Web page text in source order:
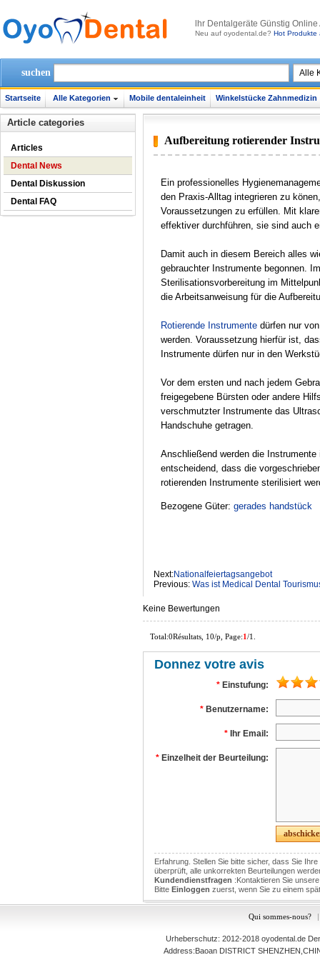
lhr Dentalgeräte Günstig
Neu auf oyodental.de? Hot Produkte
suchen
Startseite Alle Kategorien Mobile dentaleinheit Winkelstücke Zahnmedizin
Article categories
Articles
Dental News
Dental Diskussion
Dental FAQ
Aufbereitung rotierender
Ein professionelles
den Praxis-Alltag integrieren zu
Voraussetzungen zu erfüllen. Mit
effektiver durchführen, sie sind auch
Damit auch in diesem Bereich alles
gebrauchter Instrumente begonnen.
Sterilisationsvorbereitung im
die Arbeitsanweisung für die
Rotierende Instrumente dürfen nur
werden. Voraussetzung hierfür ist,
Instrumente dürfen nur in den
Vor dem ersten und nach jedem
freigegebene Bürsten oder andere
verschmutzter Instrumente das
Handschuhe getragen.
Anschließend werden die
entscheidend, dass die
rotierenden Instrumente sterilisiert
Bezogene Güter: gerades handstück
Next:Nationalfeiertagsangebot
Previous: Was ist Medical Dental
Keine Bewertungen
Total:0Résultats, 10/p, Page:1/1.
Donnez votre avis
* Einstufung:
* Benutzername:
* Ihr Email:
* Einzelheit der Beurteilung:
Erfahrung. Stellen Sie bitte sicher, dass Sie
überprüft, alle unkorrekten Beurteilungen
Kundendienstfragen :Kontaktieren Sie
Bitte Einloggen zuerst, wenn Sie zu einem
Qui sommes-nous? |
Urheberschutz: 2012-2018 oyodental.de
Address:Baoan DISTRICT